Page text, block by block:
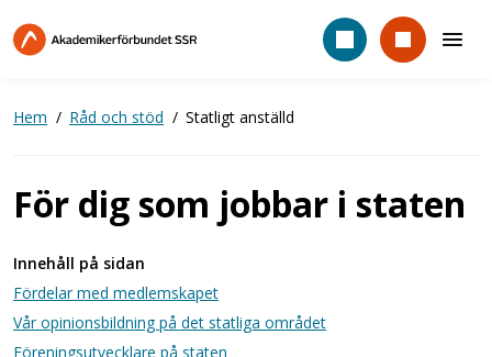
till
Hem Råd och stöd Statligt anställd
För dig som jobbar i staten
Innehåll på sidan
Fördelar med medlemskapet
Vår opinionsbildning på det statliga området
Föreningsutvecklare på staten